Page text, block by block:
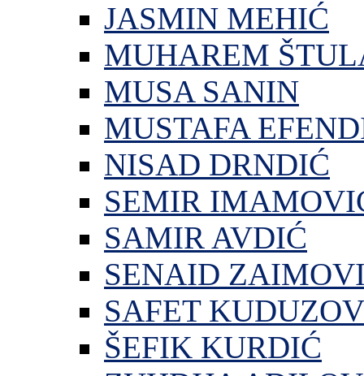
JASMIN MEHIĆ
MUHAREM
MUSA SANIN
MUSTAFA
NISAD DRNDIĆ
SEMIR
SAMIR AVDIĆ
SENAID
SAFET
ŠEFIK KURDIĆ